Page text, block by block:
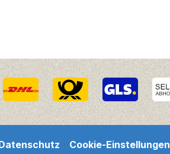
Cookie-Einstellungen